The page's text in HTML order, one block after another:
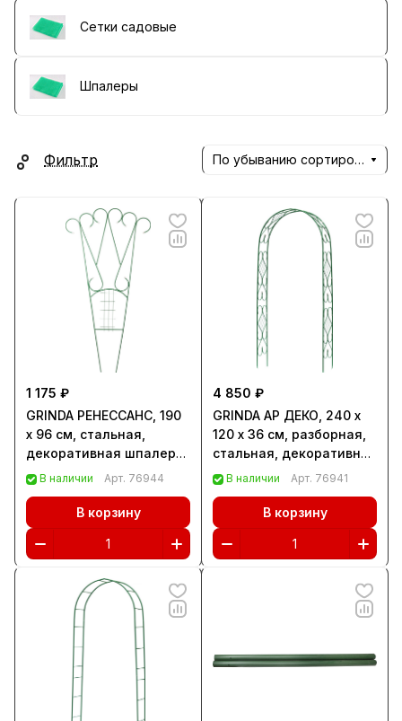
Сетки садовые
Шпалеры
Фильтр По убыванию сортировки
1 175 ₽
GRINDA РЕНЕССАНС, 190
х 96 см, стальная,
декоративная шпалера
(422256)
В наличии Арт. 76944
В корзину
4 850 ₽
GRINDA АР ДЕКО, 240 х
120 х 36 см, разборная,
стальная, декоративная
арка (422251)
В наличии Арт. 76941
В корзину